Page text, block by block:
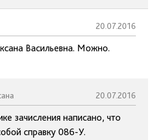
20.07.2016
Васильевна. Можно.
20.07.2016
зачисления написано, что
справку 086-У.